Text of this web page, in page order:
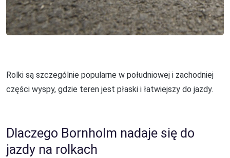
Rolki są szczególnie popularne w południowej i zachodniej
części wyspy, gdzie teren jest płaski i łatwiejszy do jazdy.
Dlaczego Bornholm nadaje się do
jazdy na rolkach